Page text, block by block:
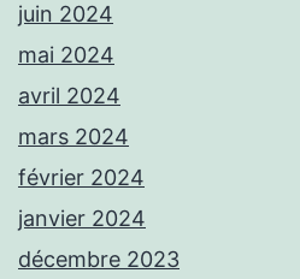
juin 2024
mai 2024
avril 2024
mars 2024
février 2024
janvier 2024
décembre 2023